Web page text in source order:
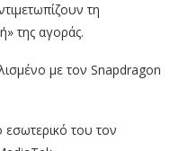
τη
της αγοράς.
με τον Snapdragon
εσωτερικό του τον